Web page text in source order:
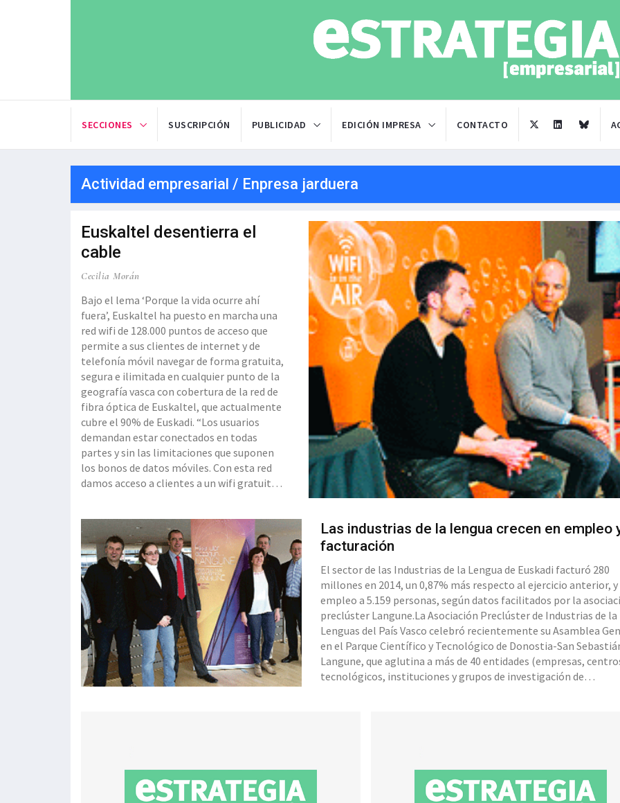
SECCIONES SUSCRIPCIÓN PUBLICIDAD EDICIÓN IMPRESA CONTACTO
Actividad empresarial / Enpresa jarduera
Euskaltel desentierra el
cable
Cecilia Morán
Bajo el lema ‘Porque la vida ocurre ahí
fuera’, Euskaltel ha puesto en marcha una
red wifi de 128.000 puntos de acceso que
permite a sus clientes de internet y de
telefonía móvil navegar de forma gratuita,
segura e ilimitada en cualquier punto de la
geografía vasca con cobertura de la red de
fibra óptica de Euskaltel, que actualmente
cubre el 90% de Euskadi. “Los usuarios
demandan estar conectados en todas
partes y sin las limitaciones que suponen
los bonos de datos móviles. Con esta red
damos acceso a clientes a un wifi gratuito,
operador vasco, Fernan
Las industrias de la lengua crecen en empleo
facturación
El sector de las Industrias de la Lengua de Euskadi facturó 280
millones en 2014, un 0,87% más respecto al ejercicio anterior, y
empleo a 5.159 personas, según datos facilitados por la
preclúster Langune.La Asociación Preclúster de Industrias de la
Lenguas del País Vasco celebró recientemente su Asamblea
en el Parque Científico y Tecnológico de Donostia-San
Langune, que aglutina a más de 40 entidades (empresas,
tecnológicos, instituciones y grupos de investigación de